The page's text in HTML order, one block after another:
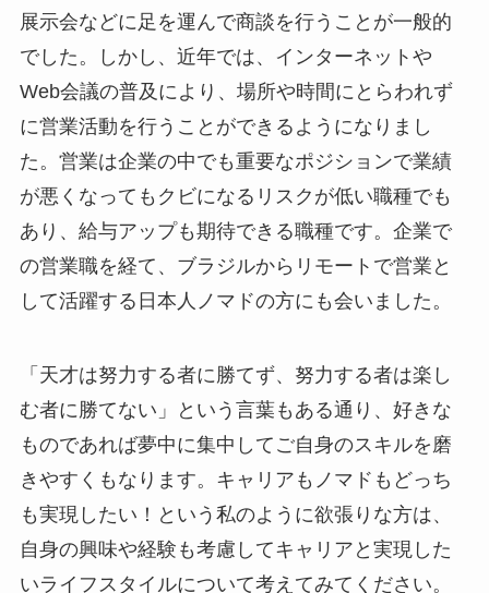
展示会などに足を運んで商談を行うことが一般的
でした。しかし、近年では、インターネットや
Web会議の普及により、場所や時間にとらわれず
に営業活動を行うことができるようになりまし
た。営業は企業の中でも重要なポジションで業績
が悪くなってもクビになるリスクが低い職種でも
あり、給与アップも期待できる職種です。企業で
の営業職を経て、ブラジルからリモートで営業と
して活躍する日本人ノマドの方にも会いました。
「天才は努力する者に勝てず、努力する者は楽し
む者に勝てない」という言葉もある通り、好きな
ものであれば夢中に集中してご自身のスキルを磨
きやすくもなります。キャリアもノマドもどっち
も実現したい！という私のように欲張りな方は、
自身の興味や経験も考慮してキャリアと実現した
いライフスタイルについて考えてみてください。